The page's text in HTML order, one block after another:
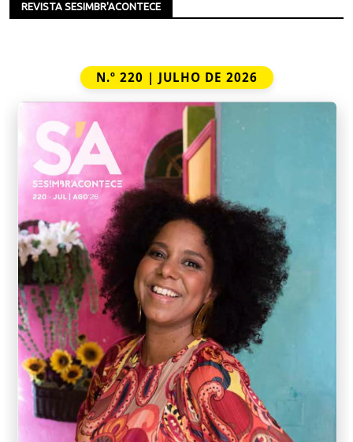
REVISTA SESIMBR'ACONTECE
N.º 220 | JULHO DE 2026